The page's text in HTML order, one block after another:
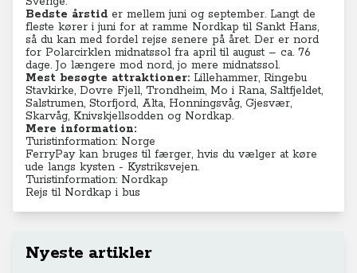
Bedste årstid er mellem juni og september. Langt de
fleste kører i juni for at ramme Nordkap til Sankt Hans,
så du kan med fordel rejse senere på året. Der er nord
for Polarcirklen midnatssol fra april til august – ca. 76
dage. Jo længere mod nord, jo mere midnatssol.
Mest besøgte attraktioner: Lillehammer, Ringebu
Stavkirke, Dovre Fjell, Trondheim, Mo i Rana, Saltfjeldet,
Salstrumen, Storfjord, Alta, Honningsvåg, Gjesvær,
Skarvåg, Knivskjellsodden og Nordkap.
Mere information:
Turistinformation: Norge
FerryPaykan bruges til færger, hvis du vælger at køre
ude langs kysten - Kystriksvejen.
Turistinformation: Nordkap
Rejs til Nordkap i bus
Nyeste artikler